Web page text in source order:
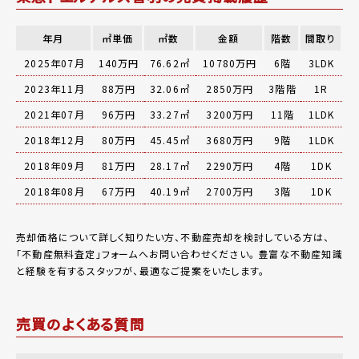
年月 ㎡単価 ㎡数 金額 階数
間取り
2025年07月
140万円 76.62㎡ 10780万円 6階
3LDK
2023年11月
88万円 32.06㎡ 2850万円 3階階
1R
2021年07月
96万円 33.27㎡ 3200万円 11階
1LDK
2018年12月
80万円 45.45㎡ 3680万円 9階
1LDK
2018年09月
81万円 28.17㎡ 2290万円 4階
1DK
2018年08月
67万円 40.19㎡ 2700万円 3階 1DK
売却価格について詳しく知りたい方、不動産売却を検討している方は、
「不動産無料査定 」フォームへお問い合わせください。 豊富な不動産知識
と経験を有するスタッフが、最適なご提案をいたします。
売買のよくある質問